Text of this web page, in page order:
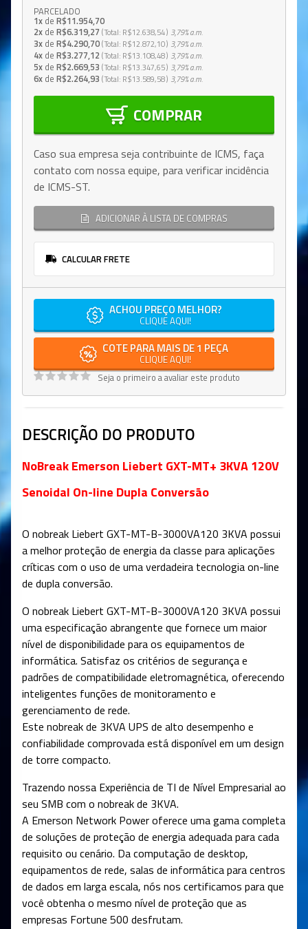
PARCELADO
1x de R$11.954,70
2x de R$6.319,27 Total R$12.638,54 3,79%a.m.
3x de R$4.290,70 Total R$12.872,10 3,79%a.m.
4x de R$3.277,12 Total R$13.108,48 3,79%a.m.
5x de R$2.669,53 Total R$13.347,65 3,79%a.m.
6x de R$2.264,93 Total R$13.589,58 3,79%a.m.
COMPRAR
Caso sua empresa seja contribuinte de ICMS, faça
contato com nossa equipe, para verificar incidência
de ICMS-ST.
ADICIONAR À LISTA DE COMPRAS
CALCULAR FRETE
ACHOU PREÇO MELHOR?
CLIQUE AQUI!
COTE PARA MAIS DE 1 PEÇA
CLIQUE AQUI!
Seja o primeiro a avaliar este produto
DESCRIÇÃO DO PRODUTO
NoBreak Emerson Liebert GXT-MT+ 3KVA 120V
Senoidal On-line Dupla Conversão
O nobreak Liebert GXT-MT-B-3000VA120 3KVA possui
a melhor proteção de energia da classe para aplicações
críticas com o uso de uma verdadeira tecnologia on-line
de dupla conversão.
O nobreak Liebert GXT-MT-B-3000VA120 3KVA possui
uma especificação abrangente que fornece um maior
nível de disponibilidade para os equipamentos de
informática. Satisfaz os critérios de segurança e
padrões de compatibilidade eletromagnética, oferecendo
inteligentes funções de monitoramento e
gerenciamento de rede.
Este nobreak de 3KVA UPS de alto desempenho e
confiabilidade comprovada está disponível em um design
de torre compacto.
Trazendo nossa Experiência de TI de Nível Empresarial ao
seu SMB com o nobreak de 3KVA.
A Emerson Network Power oferece uma gama completa
de soluções de proteção de energia adequada para cada
requisito ou cenário. Da computação de desktop,
equipamentos de rede, salas de informática para centros
de dados em larga escala, nós nos certificamos para que
você obtenha o mesmo nível de proteção que as
empresas Fortune 500 desfrutam.